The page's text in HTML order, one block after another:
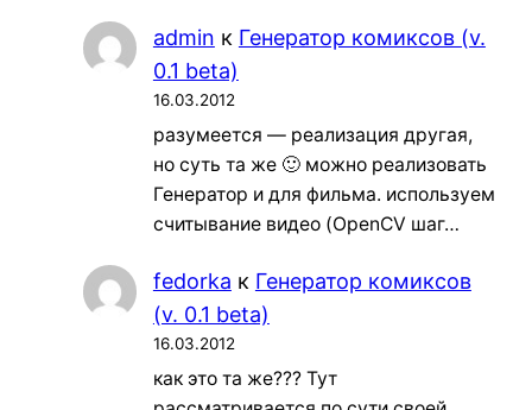
admin к Генератор комиксов (v.
0.1 beta)
16.03.2012
разумеется — реализация другая,
но суть та же 🙂 можно реализовать
Генератор и для фильма. используем
считывание видео (OpenCV шаг…
fedorka к Генератор комиксов
(v. 0.1 beta)
16.03.2012
как это та же??? Тут